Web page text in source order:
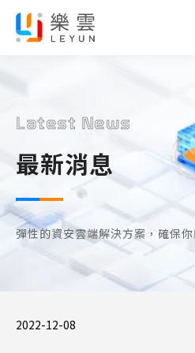
Latest News
最新消息
彈性的資安雲端解決方案，確保
2022-12-08